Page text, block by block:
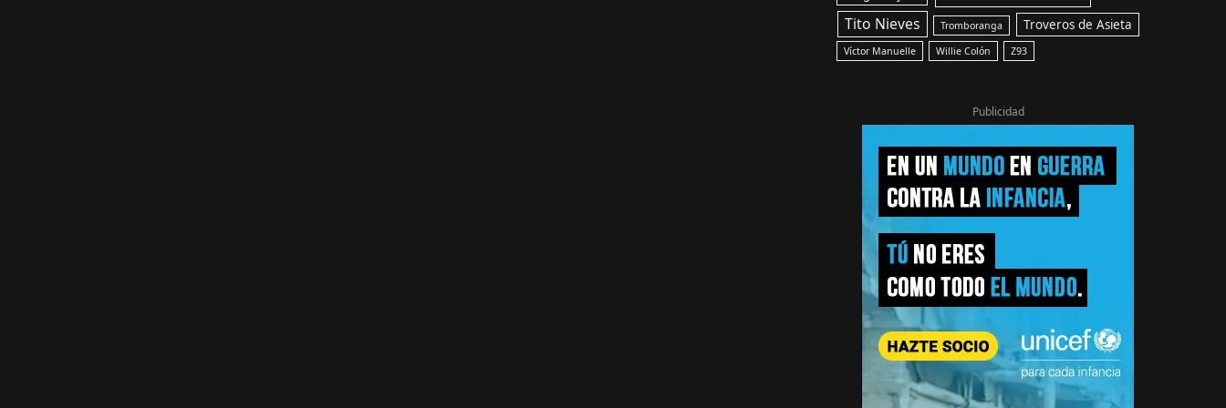
Tito Nieves Tromboranga Troveros de Asieta
Víctor Manuelle Willie Colón Z93
Publicidad